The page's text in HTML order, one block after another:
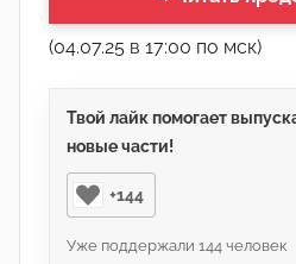
(04.07.25 в 17:00 по мск)
Твой лайк помогает
новые части!
+144
Уже поддержали 144 человек